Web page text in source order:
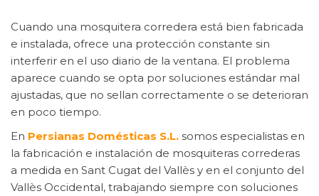
Cuando una mosquitera corredera está bien fabricada
e instalada, ofrece una protección constante sin
interferir en el uso diario de la ventana. El problema
aparece cuando se opta por soluciones estándar mal
ajustadas, que no sellan correctamente o se deterioran
en poco tiempo.
En Persianas Domésticas S.L. somos especialistas en
la fabricación e instalación de mosquiteras correderas
a medida en Sant Cugat del Vallès y en el conjunto del
Vallès Occidental, trabajando siempre con soluciones